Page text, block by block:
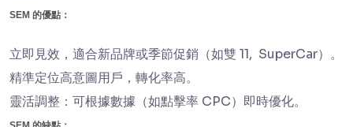
SEM 的優點：
立即見效，適合新品牌或季節促銷（如雙 11, SuperCar）。
精準定位高意圖用戶，轉化率高。
靈活調整：可根據數據（如點擊率 CPC）即時優化。